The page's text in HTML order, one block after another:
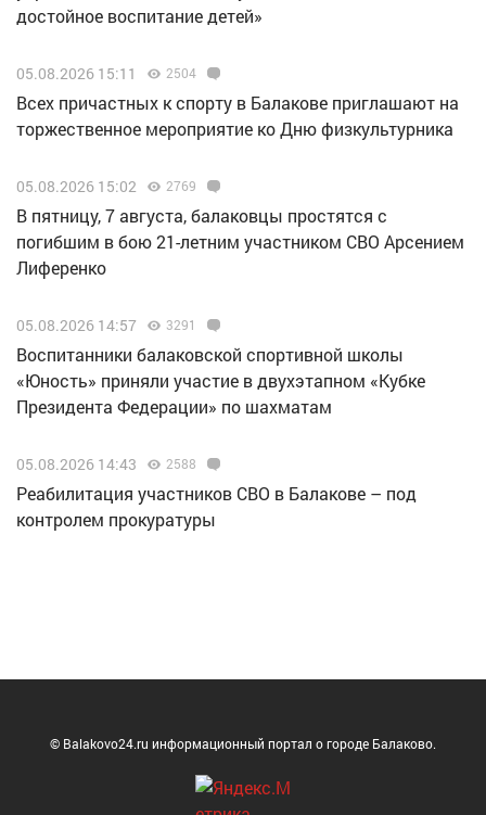
достойное воспитание детей»
05.08.2026 15:11 2504
Всех причастных к спорту в Балакове приглашают на
торжественное мероприятие ко Дню физкультурника
05.08.2026 15:02 2769
В пятницу, 7 августа, балаковцы простятся с
погибшим в бою 21-летним участником СВО Арсением
Лиференко
05.08.2026 14:57 3291
Воспитанники балаковской спортивной школы
«Юность» приняли участие в двухэтапном «Кубке
Президента Федерации» по шахматам
05.08.2026 14:43 2588
Реабилитация участников СВО в Балакове – под
контролем прокуратуры
© Balakovo24.ru информационный портал о городе Балаково.